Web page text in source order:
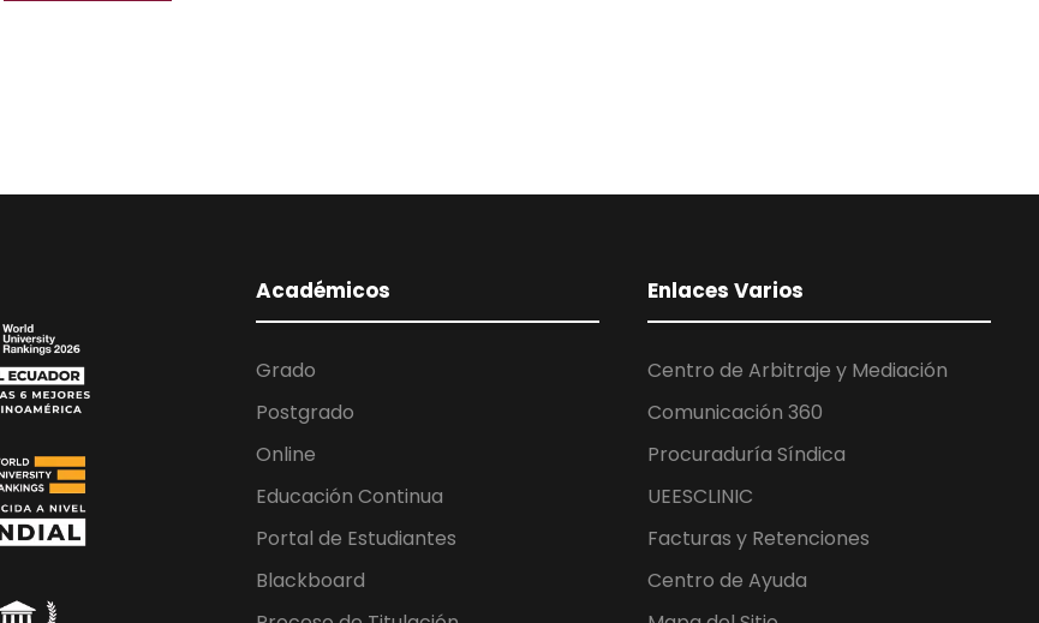
Académicos
Grado
Postgrado
Online
Educación Continua
Portal de Estudiantes
Blackboard
Enlaces Varios
Centro de Arbitraje y Mediación
Comunicación 360
Procuraduría Síndica
UEESCLINIC
Facturas y Retenciones
Centro de Ayuda